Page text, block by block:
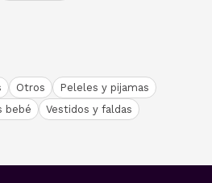
Otros
Peleles y pijamas
bebé Vestidos y faldas